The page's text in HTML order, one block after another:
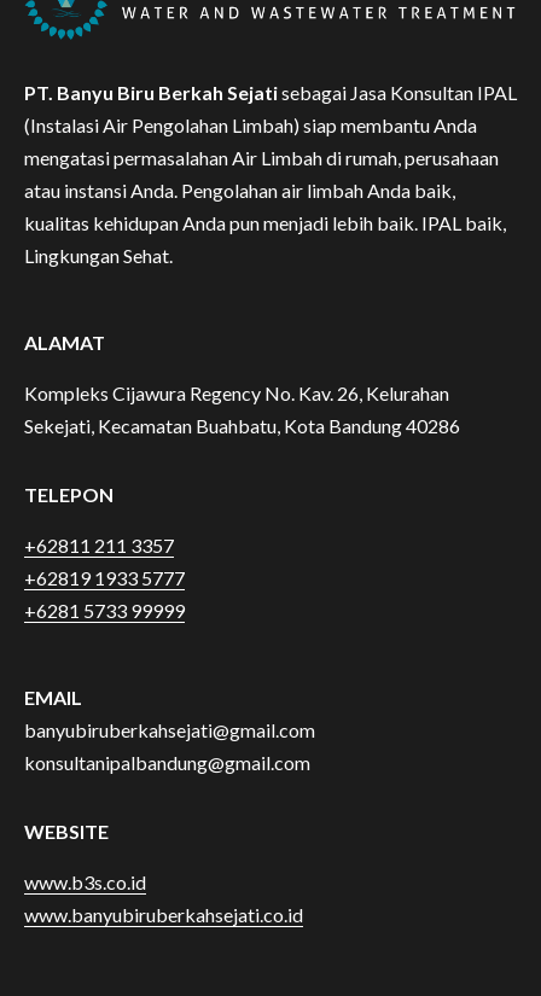
PT. Banyu Biru Berkah Sejatisebagai Jasa Konsultan IPAL
(Instalasi Air Pengolahan Limbah) siap membantu Anda
mengatasi permasalahan Air Limbah di rumah, perusahaan
atau instansi Anda. Pengolahan air limbah Anda baik,
kualitas kehidupan Anda pun menjadi lebih baik. IPAL baik,
Lingkungan Sehat.
ALAMAT
Kompleks Cijawura Regency No. Kav. 26, Kelurahan
Sekejati, Kecamatan Buahbatu, Kota Bandung 40286
TELEPON
+62811 211 3357
+62819 1933 5777
+6281 5733 99999
EMAIL
banyubiruberkahsejati@gmail.com
konsultanipalbandung@gmail.com
WEBSITE
www.b3s.co.id
www.banyubiruberkahsejati.co.id